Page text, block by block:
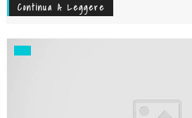
Continua A Leggere